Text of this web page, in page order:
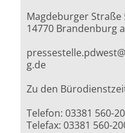
Magdeburger Straße
14770 Brandenburg
g.de
Zu den
Telefon: 03381 560-
Telefax: 03381 560-